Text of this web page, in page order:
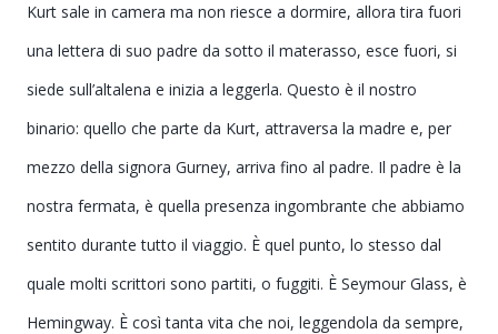
Kurt sale in camera ma non riesce a dormire, allora tira fuori
una lettera di suo padre da sotto il materasso, esce fuori, si
siede sull’altalena e inizia a leggerla. Questo è il nostro
binario: quello che parte da Kurt, attraversa la madre e, per
mezzo della signora Gurney, arriva fino al padre. Il padre è la
nostra fermata, è quella presenza ingombrante che abbiamo
sentito durante tutto il viaggio. È quel punto, lo stesso dal
quale molti scrittori sono partiti, o fuggiti. È Seymour Glass, è
Hemingway. È così tanta vita che noi, leggendola da sempre,